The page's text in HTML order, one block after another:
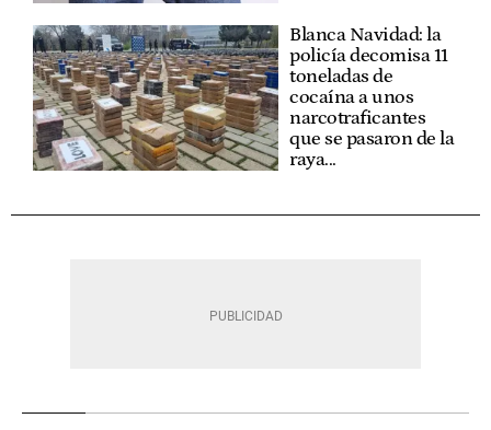
Blanca Navidad: la
policía decomisa 11
toneladas de
cocaína a unos
narcotraficantes
que se pasaron de la
raya...